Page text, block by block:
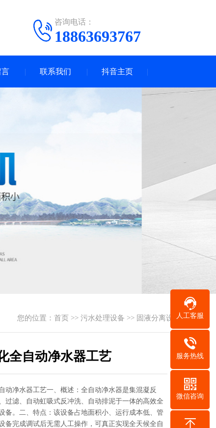
咨询电话：
18863693767
言 联系我们 抖音主页
您的位置： 首页 >> 污水处理设备 >> 固液分离设备
全自动净水器工艺
动净水器工艺一、概述：全自动净水器是集混凝反
过滤、自动虹吸式反冲洗、自动排泥于一体的高效全
备。二、特点：该设备占地面积小、运行成本低、管
备完成调试后无需人工操作，可真正实现全天候全自
人工客服
服务热线
微信咨询